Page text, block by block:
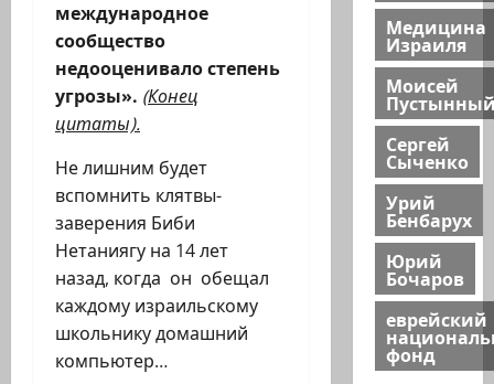
международное
сообщество
недооценивало степень
угрозы». (Конец
цитаты).
Не лишним будет
вспомнить клятвы-
заверения Биби
Нетаниягу на 14 лет
назад, когда он обещал
каждому израильскому
школьнику домашний
компьютер…
Медицина
Израиля
Моисей
Сергей
Сыченко
Урий
Бенбарух
Юрий
Бочаров
еврейский
фонд